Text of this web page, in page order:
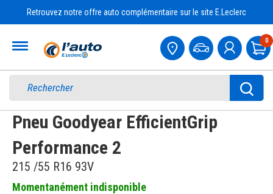
Retrouvez notre offre auto complémentaire sur le site E.Leclerc
0
Pneu Goodyear EfficientGrip
Performance 2
215 /55 R16 93V
Momentanément indisponible